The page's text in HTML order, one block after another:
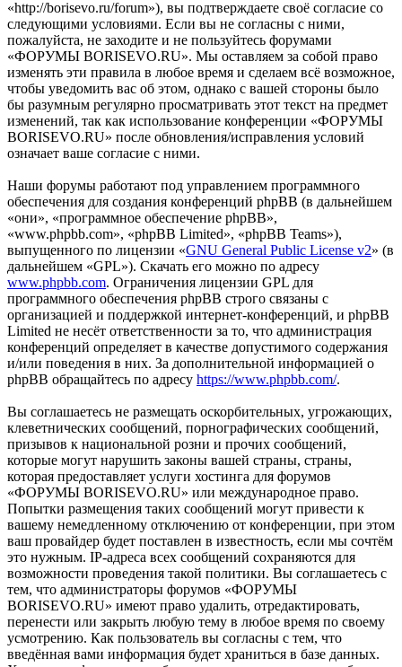
«http://borisevo.ru/forum»), вы подтверждаете своё согласие со
следующими условиями. Если вы не согласны с ними,
пожалуйста, не заходите и не пользуйтесь форумами
«ФОРУМЫ BORISEVO.RU». Мы оставляем за собой право
изменять эти правила в любое время и сделаем всё возможное,
чтобы уведомить вас об этом, однако с вашей стороны было
бы разумным регулярно просматривать этот текст на предмет
изменений, так как использование конференции «ФОРУМЫ
BORISEVO.RU» после обновления/исправления условий
означает ваше согласие с ними.
Наши форумы работают под управлением программного
обеспечения для создания конференций phpBB (в дальнейшем
«они», «программное обеспечение phpBB»,
«www.phpbb.com», «phpBB Limited», «phpBB Teams»),
выпущенного по лицензии «GNU General Public License v2» (в
дальнейшем «GPL»). Скачать его можно по адресу
www.phpbb.com. Ограничения лицензии GPL для
программного обеспечения phpBB строго связаны с
организацией и поддержкой интернет-конференций, и phpBB
Limited не несёт ответственности за то, что администрация
конференций определяет в качестве допустимого содержания
и/или поведения в них. За дополнительной информацией о
phpBB обращайтесь по адресу https://www.phpbb.com/.
Вы соглашаетесь не размещать оскорбительных, угрожающих,
клеветнических сообщений, порнографических сообщений,
призывов к национальной розни и прочих сообщений,
которые могут нарушить законы вашей страны, страны,
которая предоставляет услуги хостинга для форумов
«ФОРУМЫ BORISEVO.RU» или международное право.
Попытки размещения таких сообщений могут привести к
вашему немедленному отключению от конференции, при этом
ваш провайдер будет поставлен в известность, если мы сочтём
это нужным. IP-адреса всех сообщений сохраняются для
возможности проведения такой политики. Вы соглашаетесь с
тем, что администраторы форумов «ФОРУМЫ
BORISEVO.RU» имеют право удалить, отредактировать,
перенести или закрыть любую тему в любое время по своему
усмотрению. Как пользователь вы согласны с тем, что
введённая вами информация будет храниться в базе данных.